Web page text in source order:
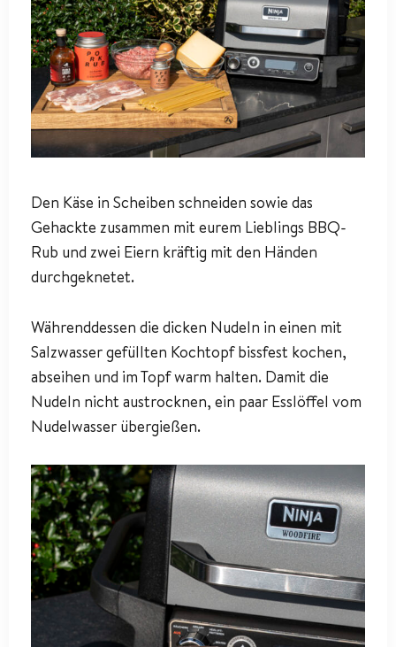
Den Käse in Scheiben schneiden sowie das
Gehackte zusammen mit eurem Lieblings BBQ-
Rub und zwei Eiern kräftig mit den Händen
durchgeknetet.
Währenddessen die dicken Nudeln in einen mit
Salzwasser gefüllten Kochtopf bissfest kochen,
abseihen und im Topf warm halten. Damit die
Nudeln nicht austrocknen, ein paar Esslöffel vom
Nudelwasser übergießen.